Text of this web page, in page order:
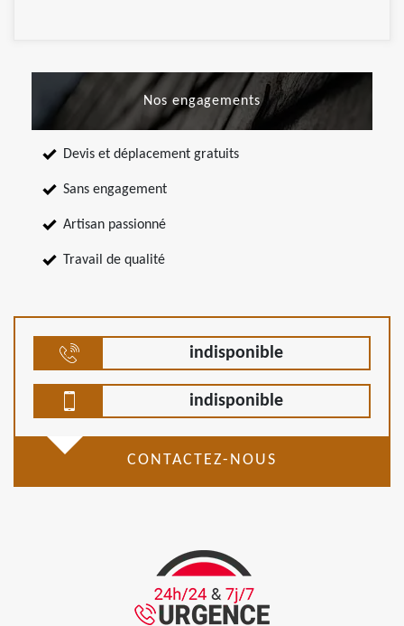
Nos engagements
Devis et déplacement gratuits
Sans engagement
Artisan passionné
Travail de qualité
indisponible
indisponible
CONTACTEZ-NOUS